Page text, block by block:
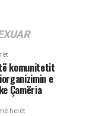
komunitetit
e
Çamëria
herët